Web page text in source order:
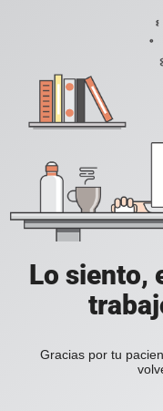
Lo siento,
Gracias por tu